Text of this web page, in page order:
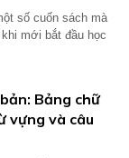
số cuốn sách mà
mới bắt đầu học
Bảng chữ
vựng và câu